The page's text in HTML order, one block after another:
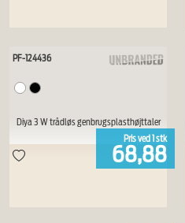
PF-124436
Diya 3 W trådløs genbrugsplasthøjttaler
Pris ved 1 stk
68,88